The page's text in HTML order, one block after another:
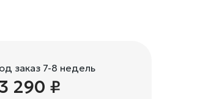
заказ 7-8 недель
290 ₽